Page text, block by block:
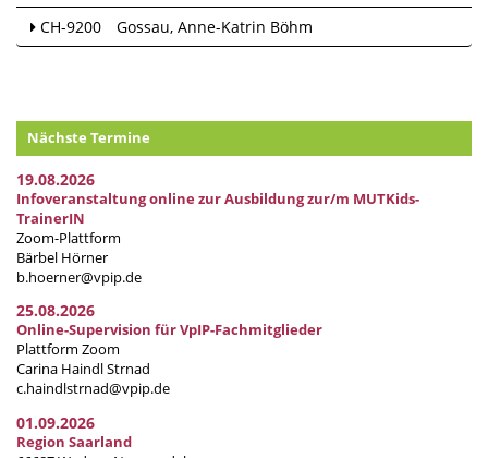
CH-9200
Gossau Anne-Katrin Böhm
Nächste Termine
19.08.2026
Infoveranstaltung online zur Ausbildung zur/m MUTKids-
TrainerIN
Zoom-Plattform
Bärbel Hörner
b.hoerner@vpip.de
25.08.2026
Online-Supervision für VpIP-Fachmitglieder
Plattform Zoom
Carina Haindl Strnad
c.haindlstrnad@vpip.de
01.09.2026
Region Saarland